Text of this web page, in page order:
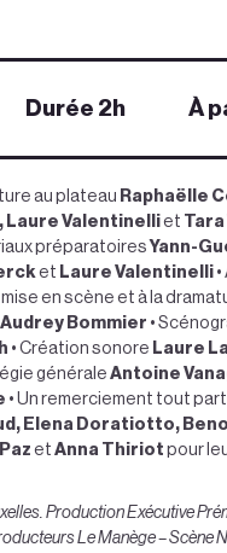
Durée 2h À
au plateau Raphaëlle
Laure Valentinelliet
préparatoires Yann-
et Laure Valentinelli
mise en scène et à la
Audrey Bommier •
• Création sonore Laure
générale Antoine
• Un remerciement tout
Elena Doratiotto,
et Anna Thiriot pour
Production Exécutive
Le Manège – Scène